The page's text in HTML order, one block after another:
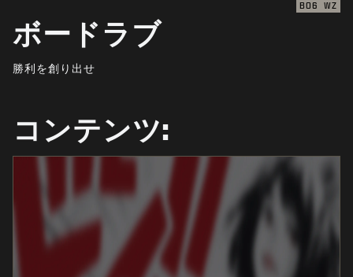
ゲーム
ニュース
ESPORTS
サインアップ
BO6 WZ
ボードラブ
勝利を創り出せ
コンテンツ: